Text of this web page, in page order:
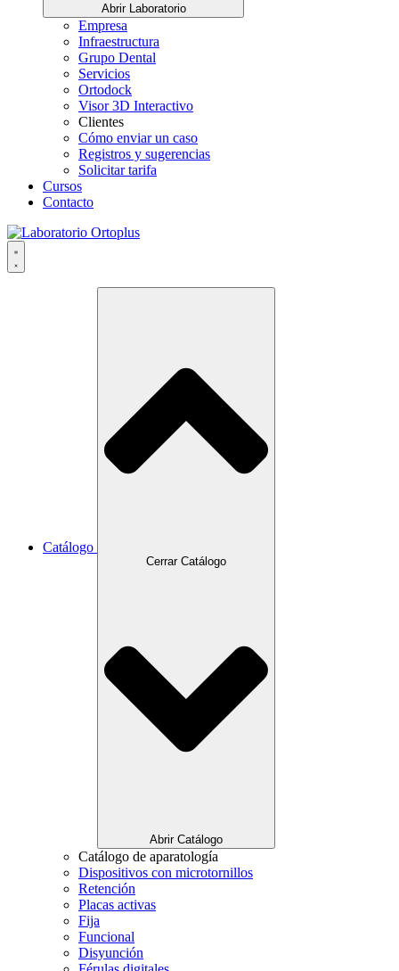
Abrir Laboratorio
Empresa
Infraestructura
Grupo Dental
Servicios
Ortodock
Visor 3D Interactivo
Clientes
Cómo enviar un caso
Registros y sugerencias
Solicitar tarifa
Cursos
Contacto
Catálogo
Cerrar Catálogo
Abrir Catálogo
Catálogo de aparatología
Dispositivos con microtornillos
Retención
Placas activas
Fija
Funcional
Disyunción